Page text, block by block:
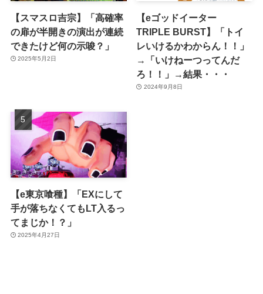
【スマスロ吉宗】「高確率
の扉が半開きの演出が連続
できたけど何の示唆？」
2025年5月2日
【eゴッドイーター
TRIPLE BURST】「トイ
レいけるかわからん！！」
→「いけねーつってんだ
ろ！！」→結果・・・
2024年9月8日
【e東京喰種】「EXにして
手が落ちなくてもLT入るっ
てまじか！？」
2025年4月27日